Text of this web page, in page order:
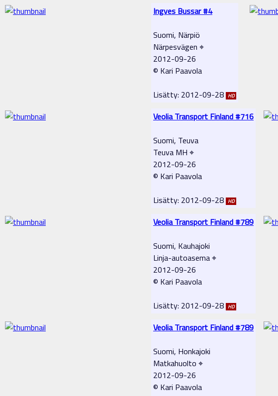
Ingves Bussar #4
Suomi, Närpiö
Närpesvägen ⌖
2012-09-26
© Kari Paavola
Lisätty: 2012-09-28 HD
Veolia Transport Finland #716
Suomi, Teuva
Teuva MH ⌖
2012-09-26
© Kari Paavola
Lisätty: 2012-09-28 HD
Veolia Transport Finland #789
Suomi, Kauhajoki
Linja-autoasema ⌖
2012-09-26
© Kari Paavola
Lisätty: 2012-09-28 HD
Veolia Transport Finland #789
Suomi, Honkajoki
Matkahuolto ⌖
2012-09-26
© Kari Paavola